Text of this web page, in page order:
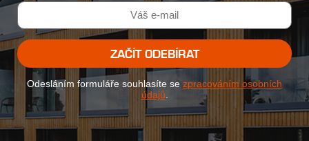
ZAČÍT ODEBÍRAT
Odesláním formuláře souhlasíte se zpracováním osobních
údajů